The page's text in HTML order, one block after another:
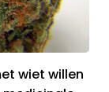
wiet willen